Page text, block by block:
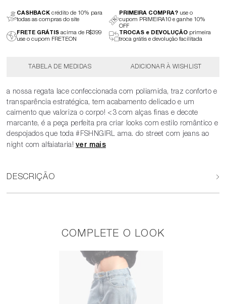
CASHBACK crédito de 10% para
todas as compras do site
PRIMEIRA COMPRA? use o
cupom PRIMEIRA10 e ganhe 10%
OFF
FRETE GRÁTIS acima de R$399
use o cupom FRETEON
TROCAS e DEVOLUÇÃO primeira
troca grátis e devolução facilitada
TABELA DE MEDIDAS
a nossa regata lace confeccionada com poliamida, traz conforto e
transparência estratégica, tem acabamento delicado e um
caimento que valoriza o corpo! <3 com alças finas e decote
marcante, é a peça perfeita pra criar looks com estilo romântico e
despojados que toda #FSHNGIRL ama. do street com jeans ao
night com alfaiataria!
DESCRIÇÃO
COMPLETE O LOOK